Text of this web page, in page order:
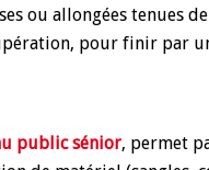
ou allongées tenues
pour finir par
public sénior, permet